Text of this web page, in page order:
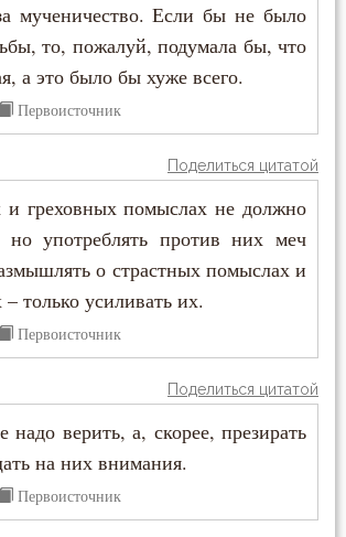
мученичество. Если бы не было
то, пожалуй, подумала бы, что
а это было бы хуже всего.
Первоисточник
Поделиться цитатой
и греховных помыслах не должно
но употреблять против них меч
о страстных помыслах и
– только усиливать их.
Первоисточник
Поделиться цитатой
верить, а, скорее, презирать
на них внимания.
Первоисточник